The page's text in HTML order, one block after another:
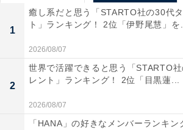
1
癒し系だと思う「STARTO社の30代
ト」ランキング！ 2位「伊野尾慧」を
2026/08/07
2
世界で活躍できると思う「STARTO社
レント」ランキング！ 2位「目黒蓮...
2026/08/07
「HANA」の好きなメンバーランキン